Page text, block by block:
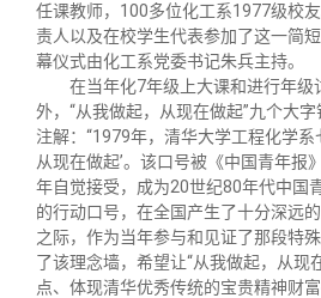
捐赠纪事
捐赠方法
义工计划
《水木清华》
我要订阅
新媒体平台
清华人物
清华故事
青春风采
校友文苑
校友服务
终身学习
信息化服务
三创大赛
校友总会
总会简介
会长致辞
关闭
任课教师，100多位化工系1977级校
责人以及在校学生代表参加了这一简
幕仪式由化工系党委书记朱兵主持。
在当年化7年级上大课和进行年级
外，“从我做起，从现在做起”九个大
注解：“1979年，清华大学工程化学系
从现在做起’。该口号被《中国青年报
年自觉接受，成为20世纪80年代中国
的行动口号，在全国产生了十分深远
之际，作为当年参与和见证了那段特
了该理念墙，希望让“从我做起，从现
点、体现清华优秀传统的宝贵精神财